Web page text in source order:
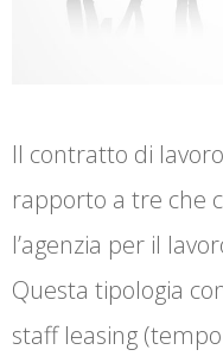
Il contratto di
rapporto a tre che
l’agenzia per il
Questa tipologia
staff leasing